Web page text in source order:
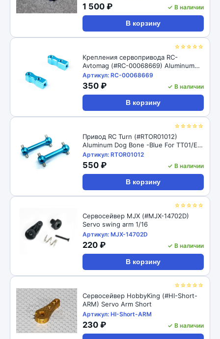
1 500 ₽ ✓ В наличии
В корзину
☆☆☆☆☆
Крепления сервопривода RC-
Avtomag (#RC-00068669) Aluminum
Servo Mount for 1/10 RC Car Tamiya
TT02
Артикул: RC-00068669
350 ₽ ✓ В наличии
В корзину
☆☆☆☆☆
Привод RC Turn (#RTOR01012)
Aluminum Dog Bone -Blue For TT01/E
TT02
Артикул: RTOR01012
550 ₽ ✓ В наличии
В корзину
☆☆☆☆☆
Сервосейвер MJX (#MJX-14702D)
Servo swing arm 1/16
Артикул: MJX-14702D
220 ₽ ✓ В наличии
В корзину
☆☆☆☆☆
Сервосейвер HobbyKing (#HI-Short-
ARM) Servo Arm Short
Артикул: HI-Short-ARM
230 ₽ ✓ В наличии